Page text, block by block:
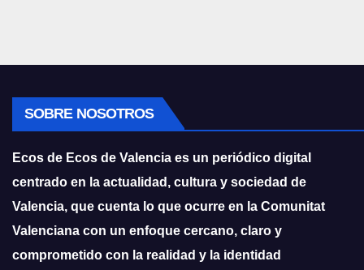
SOBRE NOSOTROS
Ecos de Ecos de Valencia es un periódico digital
centrado en la actualidad, cultura y sociedad de
Valencia, que cuenta lo que ocurre en la Comunitat
Valenciana con un enfoque cercano, claro y
comprometido con la realidad y la identidad